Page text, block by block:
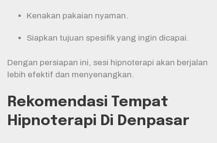
Kenakan pakaian nyaman.
Siapkan tujuan spesifik yang ingin dicapai.
Dengan persiapan ini, sesi hipnoterapi akan berjalan
lebih efektif dan menyenangkan.
Rekomendasi Tempat
Hipnoterapi Di Denpasar